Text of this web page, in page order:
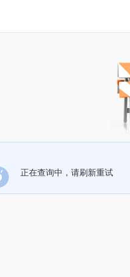
正在查询中，请刷新重试